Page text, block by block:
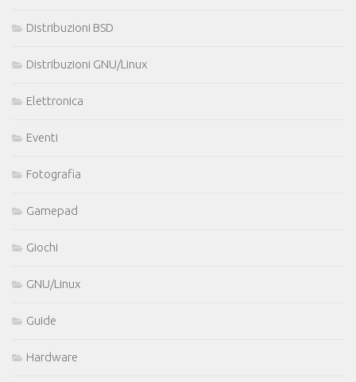
Distribuzioni BSD
Distribuzioni GNU/Linux
Elettronica
Eventi
Fotografia
Gamepad
Giochi
GNU/Linux
Guide
Hardware